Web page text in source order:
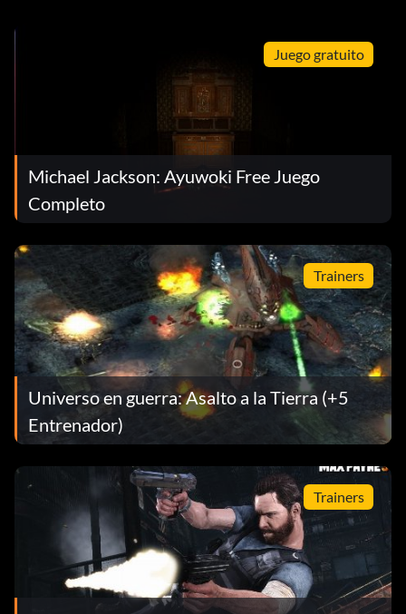
Juego gratuito
Michael Jackson: Ayuwoki Free Juego
Completo
Trainers
Universo en guerra: Asalto a la Tierra (+5
Entrenador)
Trainers